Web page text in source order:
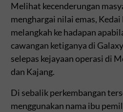
Melihat kecenderungan
menghargai nilai emas, Kedai
melangkah ke hadapan
cawangan ketiganya di
selepas kejayaan operasi di
dan Kajang.
Di sebalik perkembangan
menggunakan nama ibu